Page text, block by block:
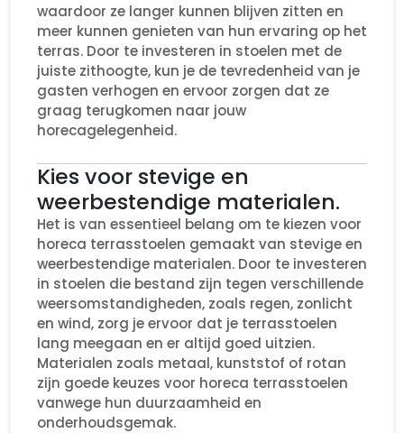
waardoor ze langer kunnen blijven zitten en
meer kunnen genieten van hun ervaring op het
terras. Door te investeren in stoelen met de
juiste zithoogte, kun je de tevredenheid van je
gasten verhogen en ervoor zorgen dat ze
graag terugkomen naar jouw
horecagelegenheid.
Kies voor stevige en
weerbestendige materialen.
Het is van essentieel belang om te kiezen voor
horeca terrasstoelen gemaakt van stevige en
weerbestendige materialen. Door te investeren
in stoelen die bestand zijn tegen verschillende
weersomstandigheden, zoals regen, zonlicht
en wind, zorg je ervoor dat je terrasstoelen
lang meegaan en er altijd goed uitzien.
Materialen zoals metaal, kunststof of rotan
zijn goede keuzes voor horeca terrasstoelen
vanwege hun duurzaamheid en
onderhoudsgemak.